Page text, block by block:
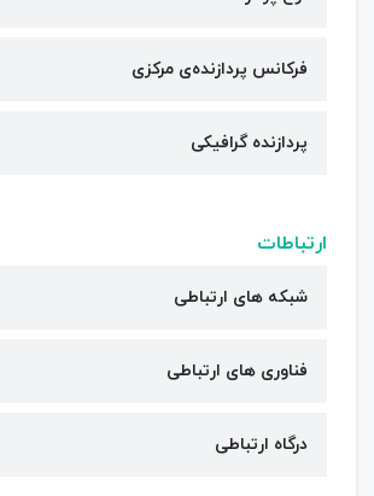
فرکانس پردازنده‌ی مرکزی
پردازنده گرافیکی
ارتباطات
شبکه های ارتباطی
فناوری های ارتباطی
درگاه ارتباطی